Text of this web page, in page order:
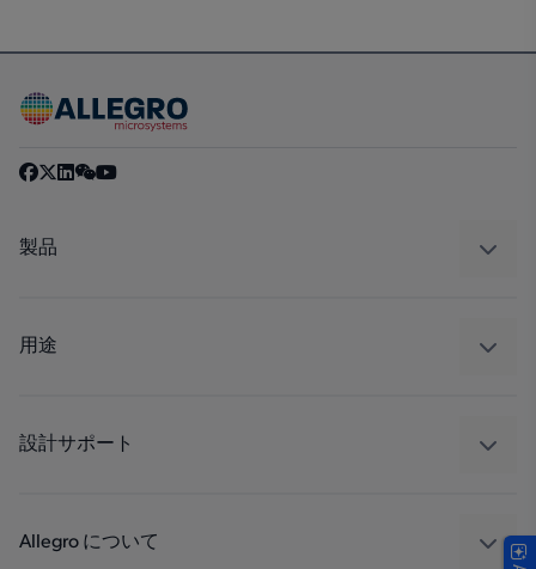
製品
レギュレート
用途
工業
設計サポート
パッケージング
Allegro について